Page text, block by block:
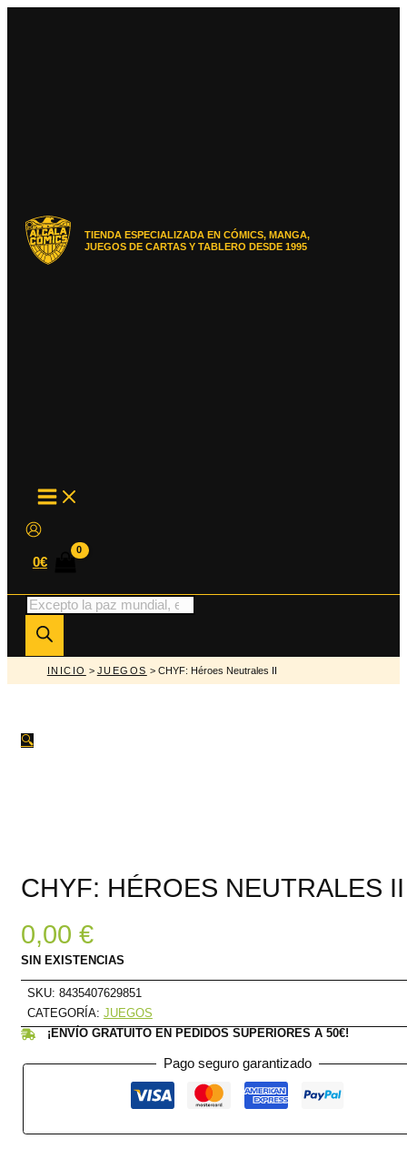
TIENDA ESPECIALIZADA EN CÓMICS, MANGA,
JUEGOS DE CARTAS Y TABLERO DESDE 1995
MAIN
MENU
0€
Búsqueda
de
productos
INICIO > JUEGOS > CHYF: Héroes Neutrales II
🔍
CHYF: HÉROES NEUTRALES II
0,00 €
SIN EXISTENCIAS
SKU: 8435407629851
CATEGORÍA: JUEGOS
¡ENVÍO GRATUITO EN PEDIDOS SUPERIORES A 50€!
Pago seguro garantizado